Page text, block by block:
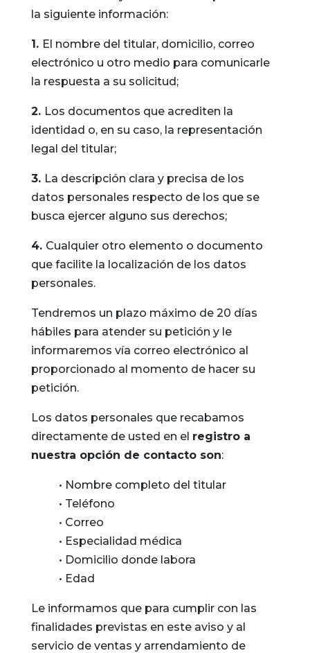
la siguiente información:
1. El nombre del titular, domicilio, correo
electrónico u otro medio para comunicarle
la respuesta a su solicitud;
2. Los documentos que acrediten la
identidad o, en su caso, la representación
legal del titular;
3. La descripción clara y precisa de los
datos personales respecto de los que se
busca ejercer alguno sus derechos;
4. Cualquier otro elemento o documento
que facilite la localización de los datos
personales.
Tendremos un plazo máximo de 20 días
hábiles para atender su petición y le
informaremos vía correo electrónico al
proporcionado al momento de hacer su
petición.
Los datos personales que recabamos
directamente de usted en el registro a
nuestra opción de contacto son:
• Nombre completo del titular
• Teléfono
• Correo
• Especialidad médica
• Domicilio donde labora
• Edad
Le informamos que para cumplir con las
finalidades previstas en este aviso y al
servicio de ventas y arrendamiento de